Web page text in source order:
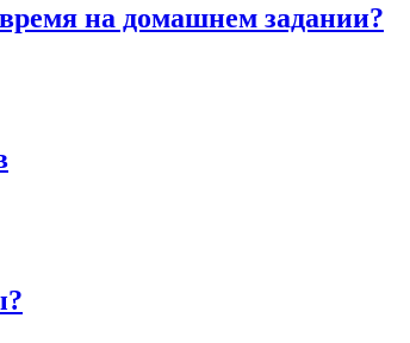
на домашнем задании?